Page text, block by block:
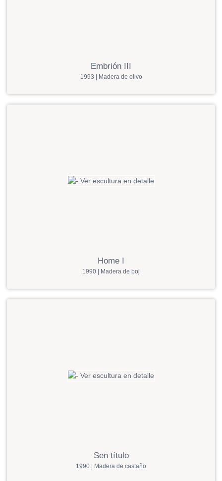
Embrión III
1993 | Madera de olivo
Home I
1990 | Madera de boj
Sen título
1990 | Madera de castaño